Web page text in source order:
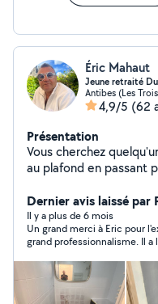
Éric Mahaut
Jeune retraité
Antibes (Les
4,9/5 (62
Présentation
Vous cherchez
au plafond en passant
carrelage, sol décoratif
Dernier avis laissé par
Il y a plus de 6 mois
Un grand merci à Eric pour
grand professionnalisme. Il
conseils et a trouvé des
et de plomberie. Je
contacter les yeux fermés !